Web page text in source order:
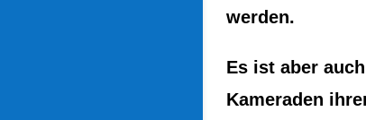
werden.
Es ist aber
Kameraden